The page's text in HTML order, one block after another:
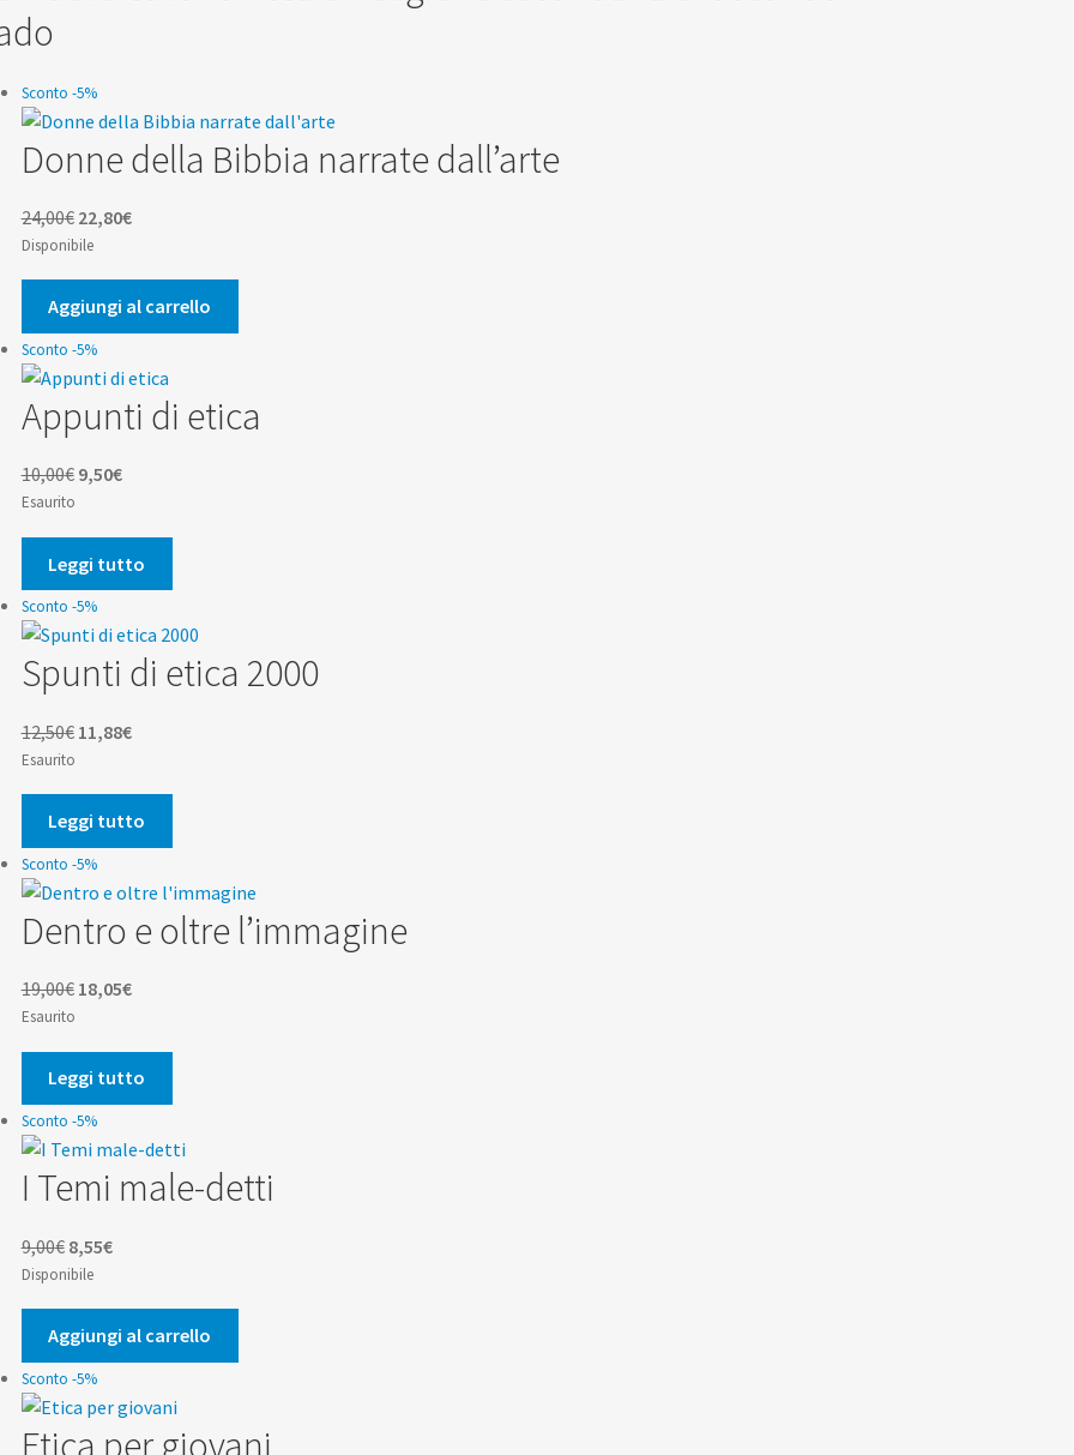
Sconto -5%
Donne della Bibbia narrate dall’arte
24,00€ Il
prezzo
originale
era:
24,00€.
22,80€Il
attuale
è:
22,80€.
Disponibile
Aggiungi al carrello
Sconto -5%
Appunti di etica
10,00€ Il
originale
era:
10,00€.
9,50€Il
attuale
è:
9,50€.
Esaurito
Leggi tutto
Sconto -5%
Spunti di etica 2000
12,50€ Il
originale
era:
12,50€.
11,88€Il
attuale
è:
11,88€.
Esaurito
Leggi tutto
Sconto -5%
Dentro e oltre l’immagine
19,00€ Il
originale
era:
19,00€.
18,05€Il
attuale
è:
18,05€.
Esaurito
Leggi tutto
Sconto -5%
I Temi male-detti
9,00€ Il
prezzo
originale
era:
9,00€.
8,55€Il
attuale
è:
8,55€.
Disponibile
Aggiungi al carrello
Sconto -5%
Etica per giovani